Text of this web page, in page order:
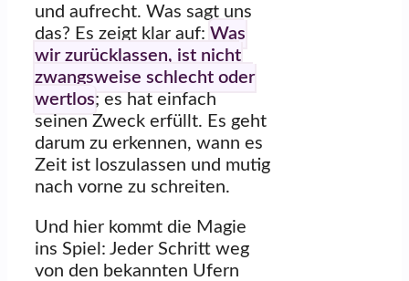
und aufrecht. Was sagt uns
das? Es zeigt klar auf: Was
wir zurücklassen, ist nicht
zwangsweise schlecht oder
wertlos; es hat einfach
seinen Zweck erfüllt. Es geht
darum zu erkennen, wann es
Zeit ist loszulassen und mutig
nach vorne zu schreiten.
Und hier kommt die Magie
ins Spiel: Jeder Schritt weg
von den bekannten Ufern